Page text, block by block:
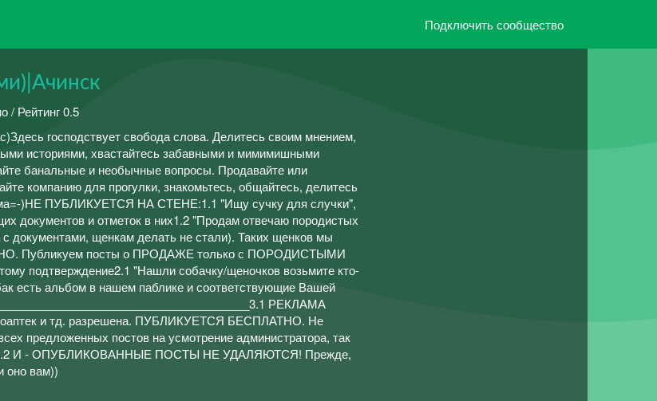
Подключить сообщество
/ Рейтинг 0.5
господствует свобода слова. Делитесь своим мнением,
историями, хвастайтесь забавными и мимимишными
банальные и необычные вопросы. Продавайте или
компанию для прогулки, знакомьтесь, общайтесь, делитесь
)НЕ ПУБЛИКУЕТСЯ НА СТЕНЕ:1.1 "Ищу сучку для случки",
документов и отметок в них1.2 "Продам отвечаю породистых
документами, щенкам делать не стали). Таких щенков мы
Публикуем посты о ПРОДАЖЕ только с ПОРОДИСТЫМИ
подтверждение2.1 "Нашли собачку/щеночков возьмите кто-
есть альбом в нашем паблике и соответствующие Вашей
РЕКЛАМА
и тд. разрешена. ПУБЛИКУЕТСЯ БЕСПЛАТНО. Не
предложенных постов на усмотрение администратора, так
И - ОПУБЛИКОВАННЫЕ ПОСТЫ НЕ УДАЛЯЮТСЯ! Прежде,
оно вам))